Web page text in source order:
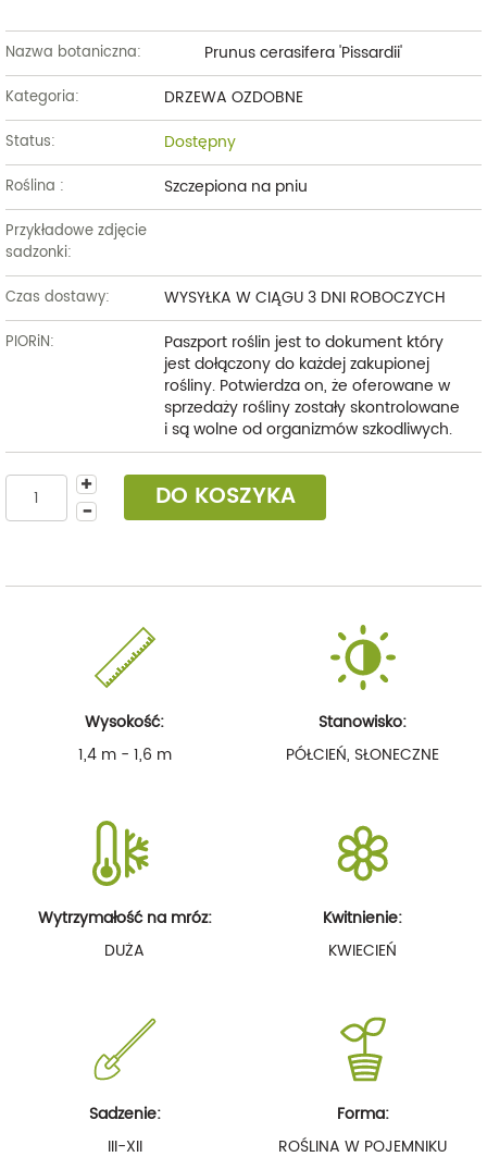
Nazwa botaniczna: Prunus cerasifera 'Pissardii'
Kategoria: DRZEWA OZDOBNE
Status: Dostępny
Roślina : Szczepiona na pniu
Przykładowe zdjęcie
sadzonki:
Czas dostawy:
WYSYŁKA W CIĄGU 3 DNI ROBOCZYCH
PIORiN:
Paszport roślin jest to dokument który
jest dołączony do każdej zakupionej
rośliny. Potwierdza on, że oferowane w
sprzedaży rośliny zostały skontrolowane
i są wolne od organizmów szkodliwych.
DO KOSZYKA
Wysokość:
1,4 m - 1,6 m
Stanowisko:
PÓŁCIEŃ, SŁONECZNE
Wytrzymałość na mróz:
DUŻA
Kwitnienie:
KWIECIEŃ
Sadzenie:
III-XII
Forma:
ROŚLINA W POJEMNIKU